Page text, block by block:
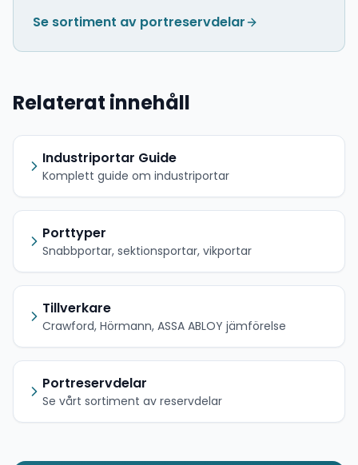
Se sortiment av portreservdelar
Relaterat innehåll
Industriportar Guide
Komplett guide om industriportar
Porttyper
Snabbportar, sektionsportar, vikportar
Tillverkare
Crawford, Hörmann, ASSA ABLOY jämförelse
Portreservdelar
Se vårt sortiment av reservdelar